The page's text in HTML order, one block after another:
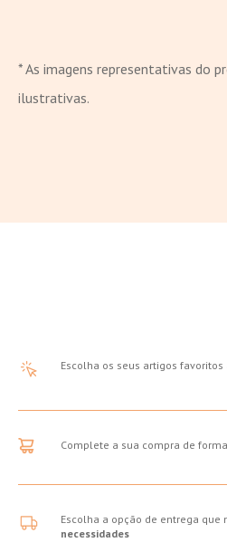
* As imagens representativas do
ilustrativas.
Escolha os seus artigos favoritos
Complete a sua compra de forma
Escolha a opção de entrega que
necessidades